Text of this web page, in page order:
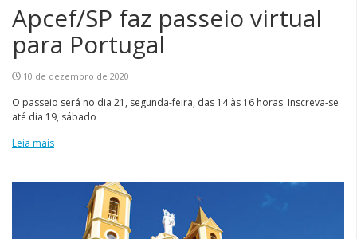
Apcef/SP faz passeio virtual
para Portugal
10 de dezembro de 2020
O passeio será no dia 21, segunda-feira, das 14 às 16 horas. Inscreva-se
até dia 19, sábado
Leia mais